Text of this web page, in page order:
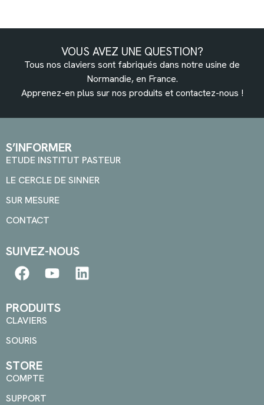
VOUS AVEZ UNE QUESTION?
Tous nos claviers sont fabriqués dans notre usine de
Normandie, en France.
Apprenez-en plus sur nos produits etcontactez-nous !
S’INFORMER
ETUDE INSTITUT PASTEUR
LE CERCLE DE SINNER
SUR MESURE
CONTACT
SUIVEZ-NOUS
PRODUITS
CLAVIERS
SOURIS
STORE
COMPTE
SUPPORT